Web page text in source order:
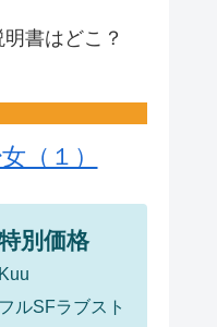
書はどこ？
（１）
別価格
ルSFラブスト